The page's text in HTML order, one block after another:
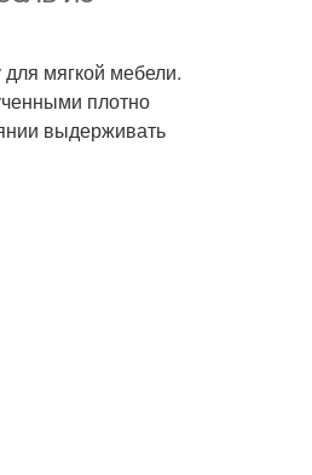
мягкой мебели.
плотно
выдерживать